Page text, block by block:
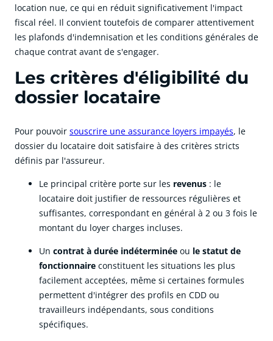
location nue, ce qui en réduit significativement l'impact
fiscal réel. Il convient toutefois de comparer attentivement
les plafonds d'indemnisation et les conditions générales de
chaque contrat avant de s'engager.
Les critères d'éligibilité du
dossier locataire
Pour pouvoir souscrire une assurance loyers impayés, le
dossier du locataire doit satisfaire à des critères stricts
définis par l'assureur.
Le principal critère porte sur les revenus : le
locataire doit justifier de ressources régulières et
suffisantes, correspondant en général à 2 ou 3 fois le
montant du loyer charges incluses.
Un contrat à durée indéterminée ou le statut de
fonctionnaire constituent les situations les plus
facilement acceptées, même si certaines formules
permettent d'intégrer des profils en CDD ou
travailleurs indépendants, sous conditions
spécifiques.